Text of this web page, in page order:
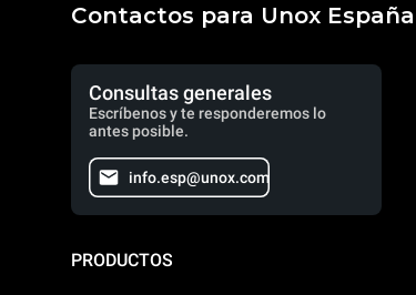
Contactos para Unox España
Consultas generales
Escríbenos y te responderemos lo
antes posible.
info.esp@unox.com
PRODUCTOS